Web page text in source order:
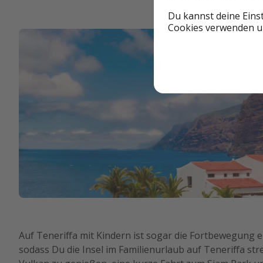
Auf Teneriffa mit Kindern ist sogar die Fortbewegung
sodass Du die Insel im Familienurlaub auf Teneriffa
Du kannst deine
Cookies verwenden